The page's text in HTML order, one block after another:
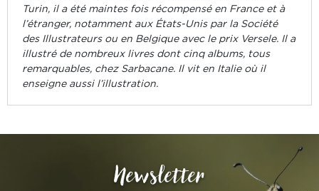
Turin, il a été maintes fois récompensé en France et à
l’étranger, notamment aux États-Unis par la Société
des Illustrateurs ou en Belgique avec le prix Versele. Il a
illustré de nombreux livres dont cinq albums, tous
remarquables, chez Sarbacane. Il vit en Italie où il
enseigne aussi l’illustration.
Newsletter